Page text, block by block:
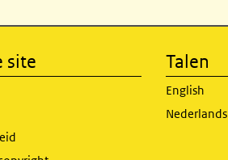
site Talen
English
Nederlands